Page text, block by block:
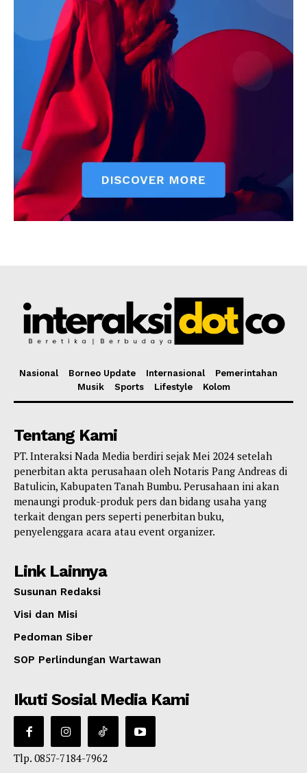
Nasional Borneo Update Internasional
Pemerintahan
Musik
Sports Lifestyle Kolom
Tentang Kami
PT. Interaksi Nada Media berdiri sejak Mei 2024 setelah
penerbitan akta perusahaan oleh Notaris Pang Andreas di
Batulicin, Kabupaten Tanah Bumbu. Perusahaan ini akan
menaungi produk-produk pers dan bidang usaha yang
terkait dengan pers seperti penerbitan buku,
penyelenggara acara atau event organizer.
Link Lainnya
Susunan Redaksi
Visi dan Misi
Pedoman Siber
SOP Perlindungan Wartawan
Ikuti Sosial Media Kami
Tlp. 0857-7184-7962